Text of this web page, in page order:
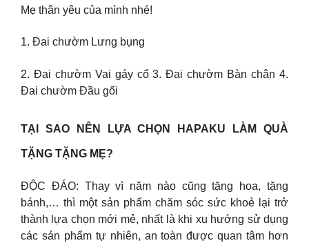
Mẹ thân yêu của mình nhé!
1. Đai chườm Lưng bụng
2. Đai chườm Vai gáy cổ 3. Đai chườm Bàn chân 4.
Đai chườm Đầu gối
TẠI SAO NÊN LỰA CHỌN HAPAKU LÀM QUÀ
TẶNG TẶNG MẸ?
ĐỘC ĐÁO: Thay vì năm nào cũng tặng hoa, tặng
bánh,… thì một sản phẩm chăm sóc sức khoẻ lại trở
thành lựa chọn mới mẻ, nhất là khi xu hướng sử dụng
các sản phẩm tự nhiên, an toàn được quan tâm hơn